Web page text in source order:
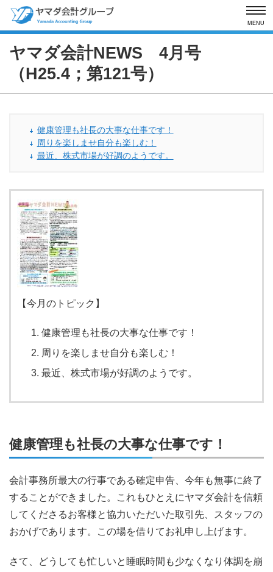
MENU
ヤマダ会計NEWS 4月号
（H25.4；第121号）
健康管理も社長の大事な仕事です！
周りを楽しませ自分も楽しむ！
最近、株式市場が好調のようです。
【今月のトピック】
健康管理も社長の大事な仕事です！
周りを楽しませ自分も楽しむ！
最近、株式市場が好調のようです。
健康管理も社長の大事な仕事です！
会計事務所最大の行事である確定申告、今年も無事に終了
することができました。これもひとえにヤマダ会計を信頼
してくださるお客様と協力いただいた取引先、スタッフの
おかげであります。この場を借りてお礼申し上げます。
さて、どうしても忙しいと睡眠時間も少なくなり体調を崩